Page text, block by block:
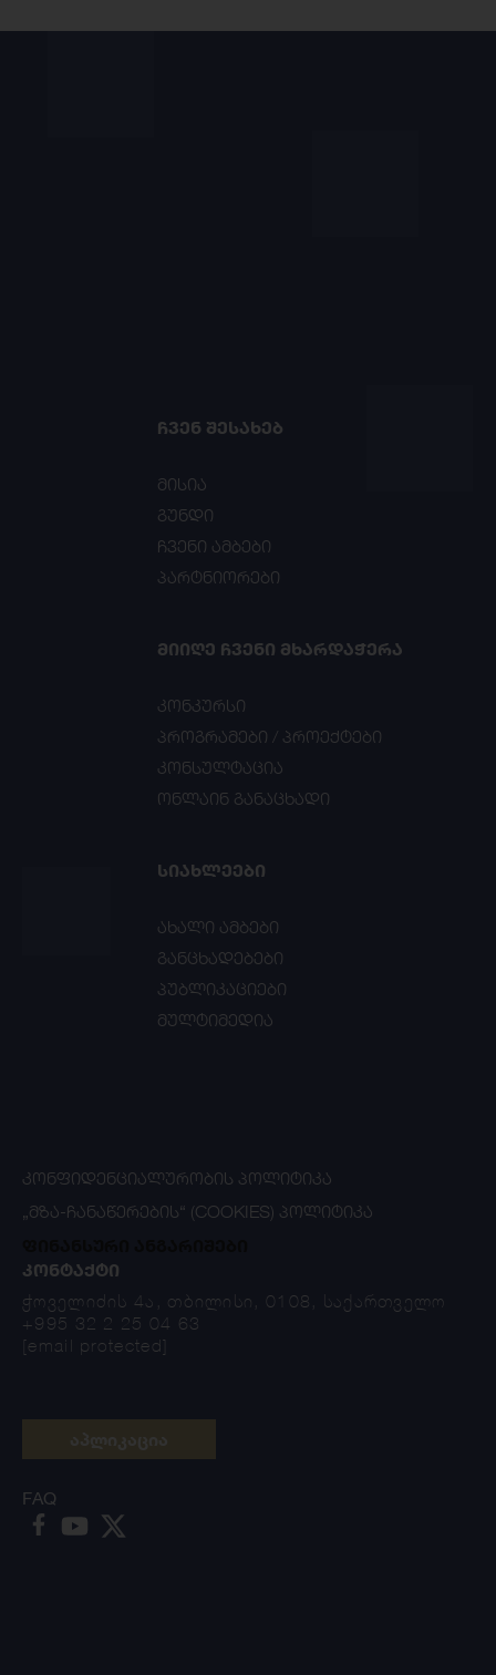
ᲩᲕᲔᲜ ᲨᲔᲡᲐᲮᲔᲑ
მისია
გუნდი
ჩვენი ამბები
პარტნიორები
ᲛᲘᲘᲦᲔ ᲩᲕᲔᲜᲘ ᲛᲮᲐᲠᲓᲐᲭᲔᲠᲐ
კონკურსი
პროგრამები / პროექტები
კონსულტაცია
ონლაინ განაცხადი
ᲡᲘᲐᲮᲚᲔᲔᲑᲘ
ახალი ამბები
განცხადებები
პუბლიკაციები
მულტიმედია
ᲙᲝᲜᲤᲘᲓᲔᲜᲪᲘᲐᲚᲣᲠᲝᲑᲘᲡ ᲞᲝᲚᲘᲢᲘᲙᲐ
„ᲛᲖᲐ-ᲩᲐᲜᲐᲬᲔᲠᲔᲑᲘᲡ“ (COOKIES) ᲞᲝᲚᲘᲢᲘᲙᲐ
ᲙᲝᲜᲢᲐᲥᲢᲘ
ჭოველიძის 4ა, თბილისი, 0108, საქართველო
+995 32 2 25 04 63
[email protected]
FAQ